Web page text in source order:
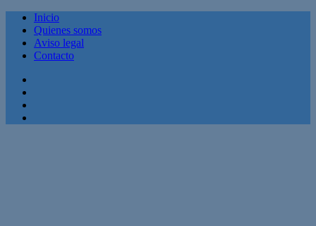
Inicio
Quienes somos
Aviso legal
Contacto